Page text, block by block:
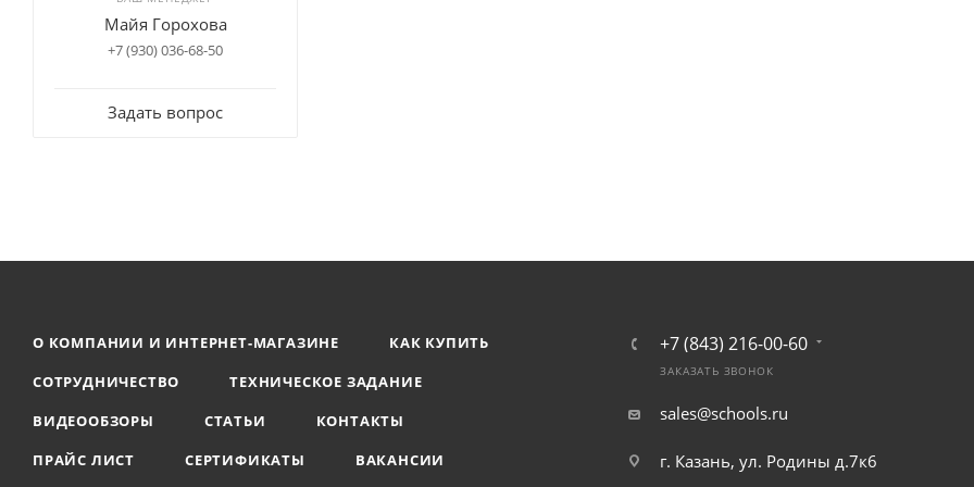
Майя Горохова
+7 (930) 036-68-50
Задать вопрос
О КОМПАНИИ И ИНТЕРНЕТ-МАГАЗИНЕ
КАК КУПИТЬ
СОТРУДНИЧЕСТВО
ТЕХНИЧЕСКОЕ ЗАДАНИЕ
ВИДЕООБЗОРЫ
СТАТЬИ
КОНТАКТЫ
ПРАЙС ЛИСТ
СЕРТИФИКАТЫ ВАКАНСИИ
+7 (843) 216-00-60
ЗАКАЗАТЬ ЗВОНОК
sales@schools.ru
г. Казань, ул. Родины д.7к6